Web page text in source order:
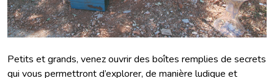
Petits et grands, venez ouvrir des boîtes remplies de secrets
qui vous permettront d’explorer, de manière ludique et